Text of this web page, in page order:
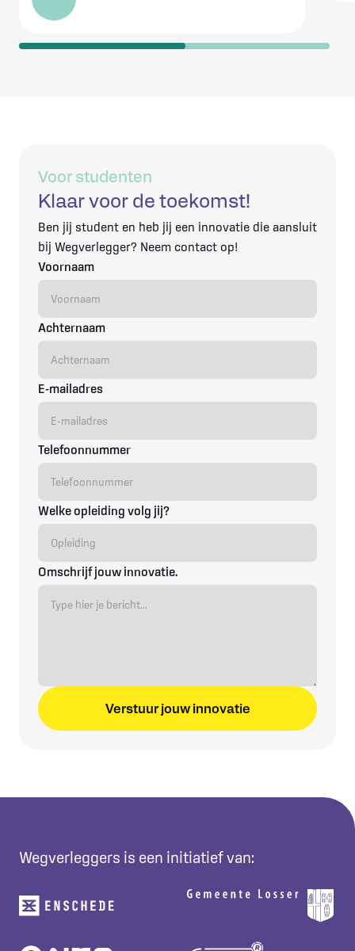
Voor studenten
Klaar voor de toekomst!
Ben jij student en heb jij een innovatie die aansluit
bij Wegverlegger? Neem contact op!
Voornaam
Achternaam
E-mailadres
Telefoonnummer
Welke opleiding volg jij?
Omschrijf jouw innovatie.
Wegverleggers is een initiatief van: